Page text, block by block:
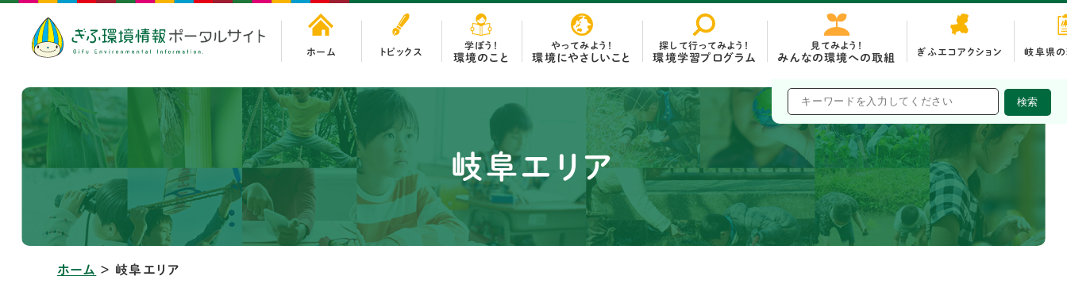
ホーム トピックス
学ぼう！
環境のこと
小学生・中学生向け学習教材
高校生向け学習教材
一般・先生向け学習教材
テーマ別資料
環境教育推進員
やってみよう！
環境にやさしいこと
おうちの中で
お買い物で
お出かけで
地域や学校で
探して行ってみよう！
環境学習プログラム
見てみよう！
みんなの環境への取組
市町村の取組
企業の取組
環境活動団体の取組
関連リンク
ぎふエコアクション 岐阜県
検索
岐阜エリア
ホーム ＞ 岐阜エリア